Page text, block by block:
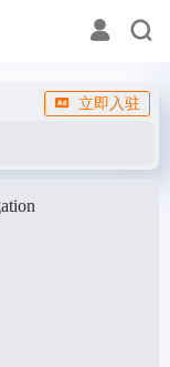
立即入驻